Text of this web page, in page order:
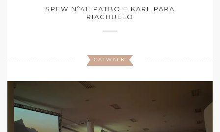
SPFW Nº41: PATBO E KARL PARA
RIACHUELO
CATWALK